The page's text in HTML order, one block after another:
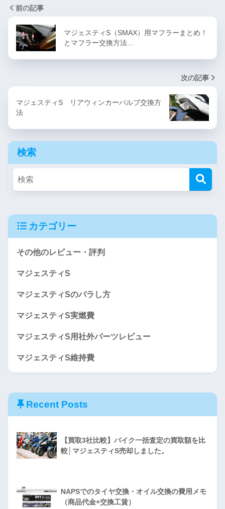
前の記事
マジェスティS（SMAX）用マフラーまとめ！
とマフラー交換方法…
次の記事
マジェスティS リアウィンカーバルブ交換方
法
検索
カテゴリー
その他のレビュー・評判
マジェスティS
マジェスティSのバラし方
マジェスティS実燃費
マジェスティS用社外パーツレビュー
マジェスティS維持費
Recent Posts
【買取3社比較】バイク一括査定の買取額を比
較│マジェスティS売却しました。
NAPSでのタイヤ交換・オイル交換の費用メモ
（商品代金+交換工賃）